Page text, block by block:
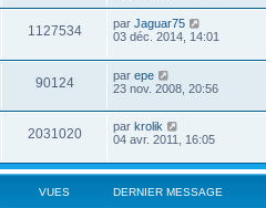
1127534 par Jaguar75
03 déc. 2014, 14:01
90124 par epe
23 nov. 2008, 20:56
2031020 par krolik
04 avr. 2011, 16:05
VUES DERNIER MESSAGE